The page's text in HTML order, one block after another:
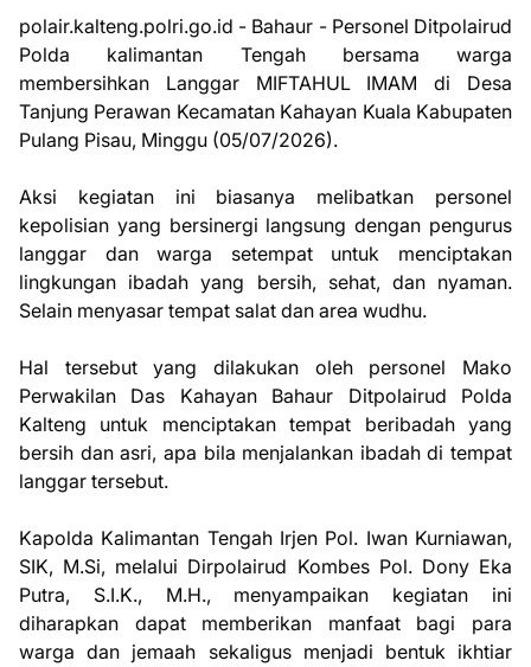
polair.kalteng.polri.go.id - Bahaur - Personel Ditpolairud
Polda kalimantan Tengah bersama warga
membersihkan Langgar MIFTAHUL IMAM di Desa
Tanjung Perawan Kecamatan Kahayan Kuala Kabupaten
Pulang Pisau, Minggu (05/07/2026).
Aksi kegiatan ini biasanya melibatkan personel
kepolisian yang bersinergi langsung dengan pengurus
langgar dan warga setempat untuk menciptakan
lingkungan ibadah yang bersih, sehat, dan nyaman.
Selain menyasar tempat salat dan area wudhu.
Hal tersebut yang dilakukan oleh personel Mako
Perwakilan Das Kahayan Bahaur Ditpolairud Polda
Kalteng untuk menciptakan tempat beribadah yang
bersih dan asri, apa bila menjalankan ibadah di tempat
langgar tersebut.
Kapolda Kalimantan Tengah Irjen Pol. Iwan Kurniawan,
SIK, M.Si, melalui Dirpolairud Kombes Pol. Dony Eka
Putra, S.I.K., M.H., menyampaikan kegiatan ini
diharapkan dapat memberikan manfaat bagi para
warga dan jemaah sekaligus menjadi bentuk ikhtiar